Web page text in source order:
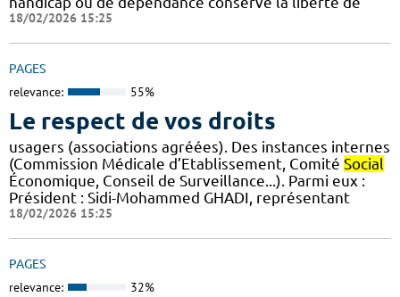
18/02/2026 15:25
PAGES
relevance: 55%
Le respect de vos droits
usagers (associations agréées). Des instances internes
(Commission Médicale d’Etablissement, Comité Social
Économique, Conseil de Surveillance...). Parmi eux :
Président : Sidi-Mohammed GHADI, représentant
18/02/2026 15:25
PAGES
relevance: 32%